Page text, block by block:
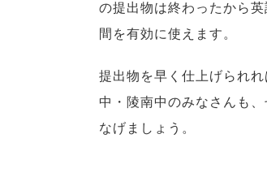
の提出物は終わったから
間を有効に使えます。
提出物を早く仕上げられ
中・陵南中のみなさんも
なげましょう。